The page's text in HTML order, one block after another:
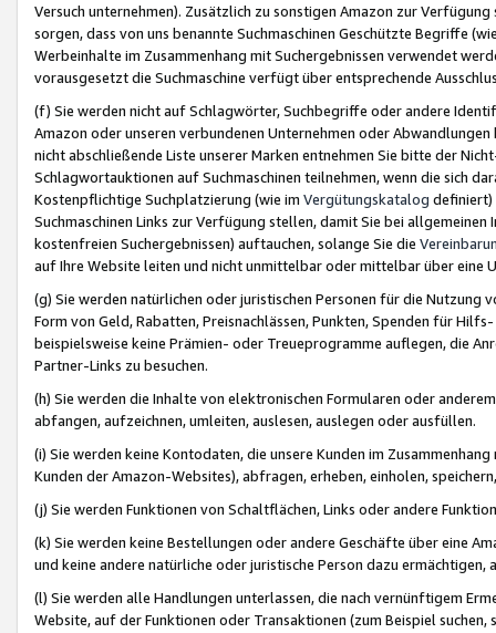
Versuch unternehmen). Zusätzlich zu sonstigen Amazon zur
sorgen, dass von uns benannte Suchmaschinen Geschützte Begriffe
Werbeinhalte im Zusammenhang mit Suchergebnissen verwendet
vorausgesetzt die Suchmaschine verfügt über entsprechende
(f) Sie werden nicht auf Schlagwörter, Suchbegriffe oder andere
Amazon oder unseren verbundenen Unternehmen oder
nicht abschließende Liste unserer Marken entnehmen Sie bitte der
Schlagwortauktionen auf Suchmaschinen teilnehmen, wenn die sich
Kostenpflichtige Suchplatzierung (wie im Vergütungskatalog definiert)
Suchmaschinen Links zur Verfügung stellen, damit Sie bei
kostenfreien Suchergebnissen) auftauchen, solange Sie die
auf Ihre Website leiten und nicht unmittelbar oder mittelbar über eine
(g) Sie werden natürlichen oder juristischen Personen für die Nutzung
Form von Geld, Rabatten, Preisnachlässen, Punkten, Spenden für
beispielsweise keine Prämien- oder Treueprogramme auflegen, die
Partner-Links zu besuchen.
(h) Sie werden die Inhalte von elektronischen Formularen oder
abfangen, aufzeichnen, umleiten, auslesen, auslegen oder ausfüllen.
(i) Sie werden keine Kontodaten, die unsere Kunden im
Kunden der Amazon-Websites), abfragen, erheben, einholen,
(j) Sie werden Funktionen von Schaltflächen, Links oder andere
(k) Sie werden keine Bestellungen oder andere Geschäfte über eine
und keine andere natürliche oder juristische Person dazu
(l) Sie werden alle Handlungen unterlassen, die nach vernünftigem
Website, auf der Funktionen oder Transaktionen (zum Beispiel